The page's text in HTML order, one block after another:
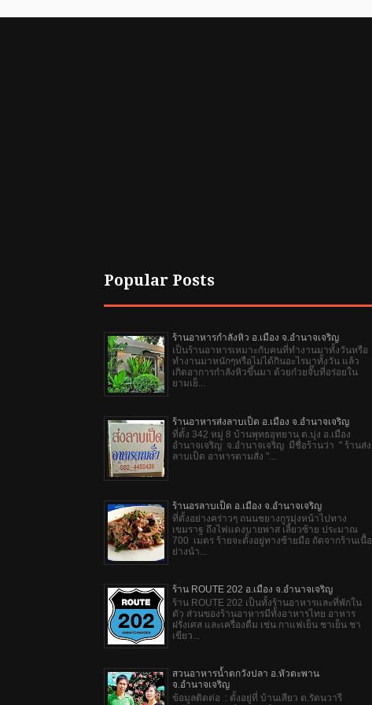
Popular Posts
ร้านอาหารกำลังหิว อ.เมือง จ.อำนาจเจริญ
เป็นร้านอาหารเหมาะกับคนที่ทำงานมาทั้งวันหรือ
ทำงานมาหนักๆหรือไม่ได้กินอะไรมาทั้งวัน แล้ว
เกิดอาการกำลังหิวขึ้นมา ด้วยก๋วยจั๊บที่อร่อยใน
ยามเย็...
ร้านอาหารส่งลาบเป็ด อ.เมือง จ.อำนาจเจริญ
ที่ตั้ง 342 หมู่ 8 บ้านพุทธอุทยาน ต.บุ่ง อ.เมือง
อำนาจเจริญ จ.อำนาจเจริญ มีชื่อร้านว่า " ร้านส่ง
ลาบเป็ด อาหารตามสั่ง "...
ร้านอรลาบเป็ด อ.เมือง จ.อำนาจเจริญ
ที่ตั้งอย่างคร่าวๆ ถนนชยางกูรมุ่งหน้าไปทาง
เขมราฐ ถึงไฟแดงบายพาส เลี้ยวซ้าย ประมาณ
700 เมตร ร้ายจะตั้งอยู่ทางซ้ายมือ ถัดจากร้านเนื้อ
ย่างนำ...
ร้าน ROUTE 202 อ.เมือง จ.อำนาจเจริญ
ร้าน ROUTE 202 เป็นทั้งร้านอาหารและที่พักใน
ตัว ส่วนของร้านอาหารมีทั้งอาหารไทย อาหาร
ฝรั่งเศส และเครื่องดื่ม เช่น กาแฟเย็น ชาเย็น ชา
เขียว...
สวนอาหารน้ำตกวังปลา อ.หัวตะพาน
จ.อำนาจเจริญ
ข้อมูลติดต่อ : ตั้งอยู่ที่ บ้านเสียว ต.รัตนวารี